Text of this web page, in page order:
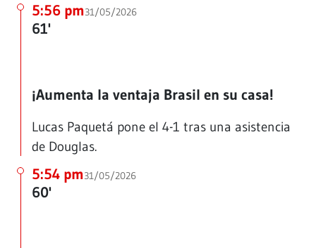
5:56 pm31/05/2026
61'
¡Aumenta la ventaja Brasil en su casa!
Lucas Paquetá pone el 4-1 tras una asistencia
de Douglas.
5:54 pm31/05/2026
60'